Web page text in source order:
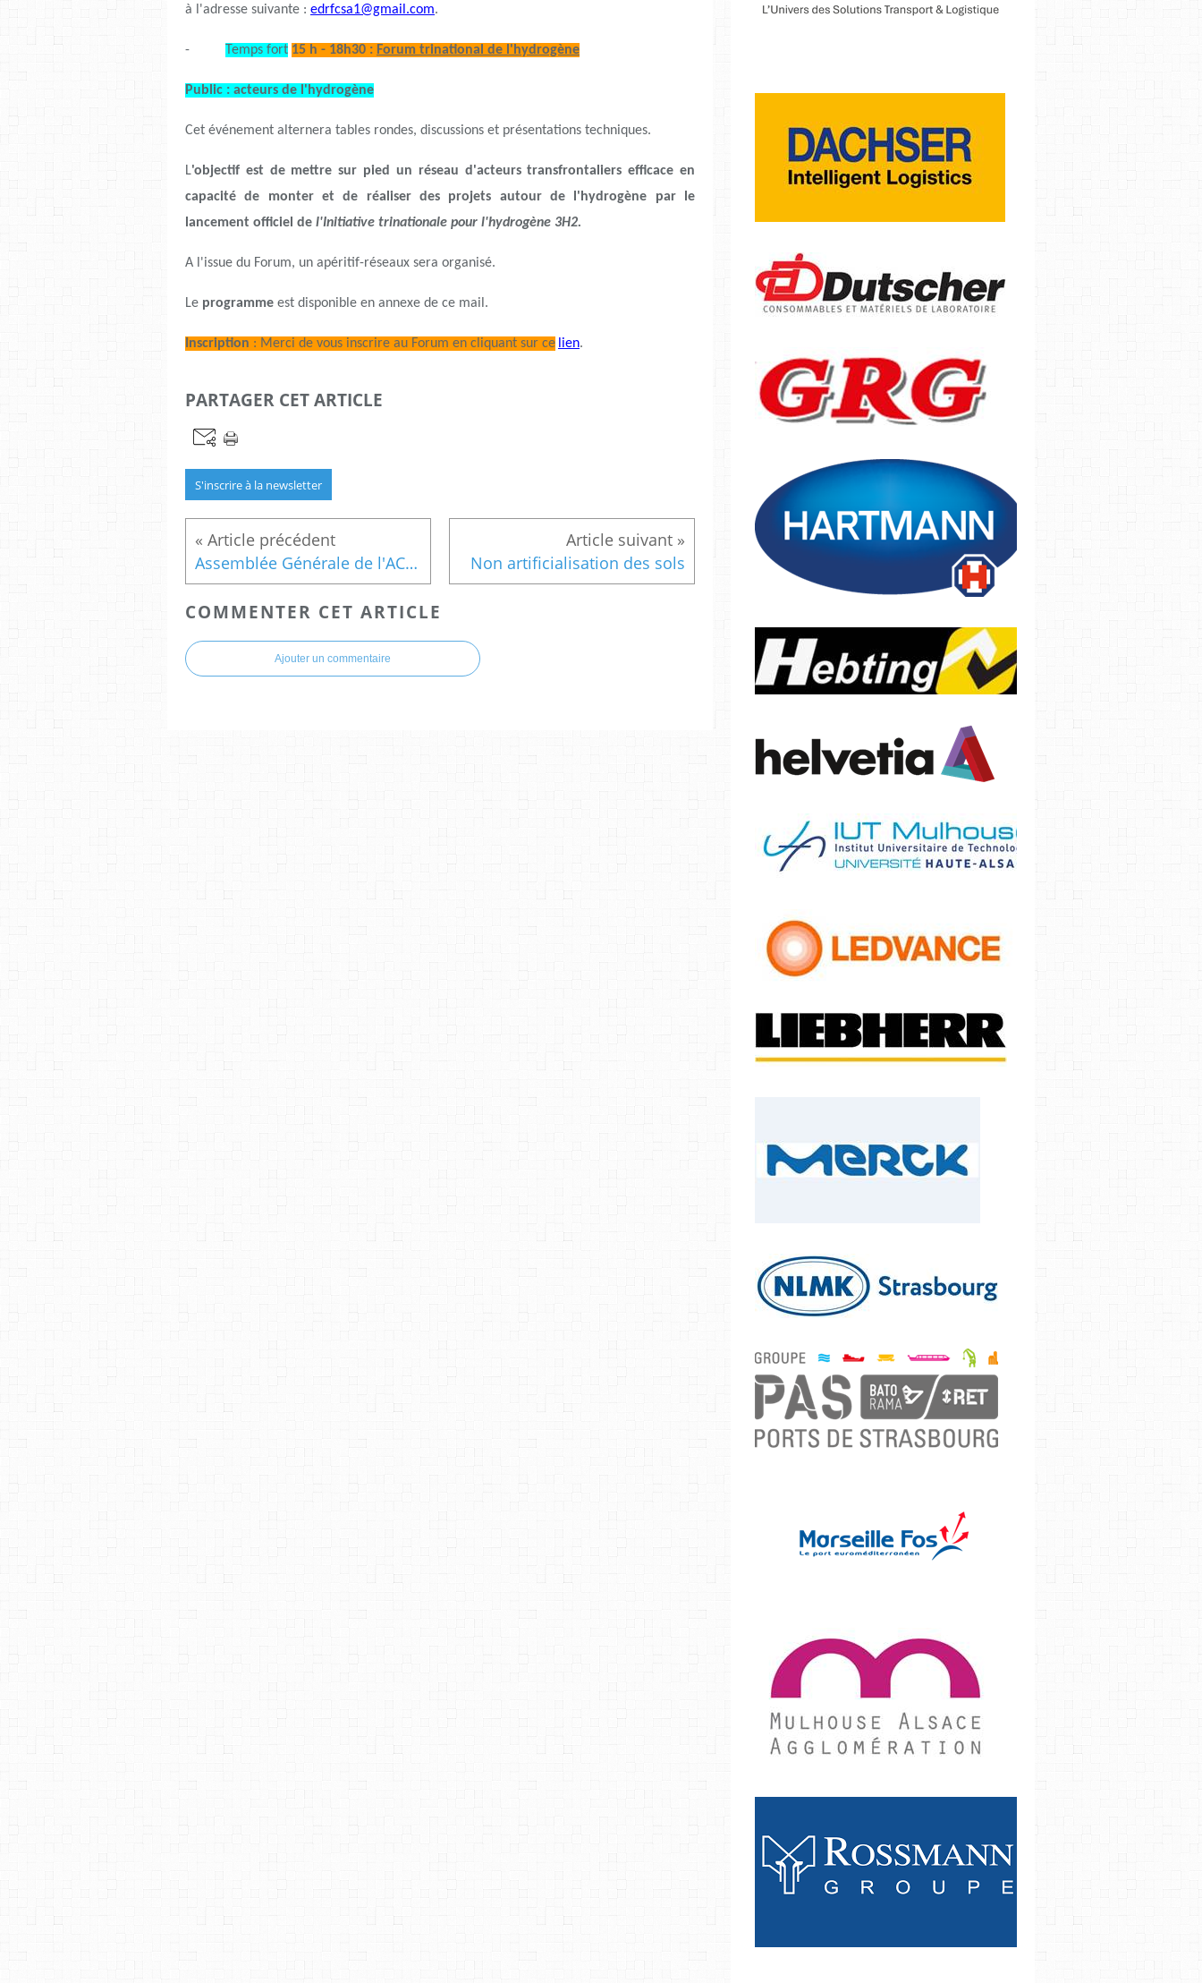
à l'adresse suivante : edrfcsa1@gmail.com.
- Temps fort 15 h - 18h30 : Forum trinational de l'hydrogène
Public : acteurs de l'hydrogène
Cet événement alternera tables rondes, discussions et présentations techniques.
L'objectif est de mettre sur pied un réseau d'acteurs transfrontaliers efficace en
capacité de monter et de réaliser des projets autour de l'hydrogène par le
lancement officiel de l'Initiative trinationale pour l'hydrogène 3H2.
A l'issue du Forum, un apéritif-réseaux sera organisé.
Le programme est disponible en annexe de ce mail.
Inscription : Merci de vous inscrire au Forum en cliquant sur ce lien.
PARTAGER CET ARTICLE
S'inscrire à la newsletter
Assemblée Générale de l'ACUTA Non artificialisation des sols
COMMENTER CET ARTICLE
Ajouter un commentaire